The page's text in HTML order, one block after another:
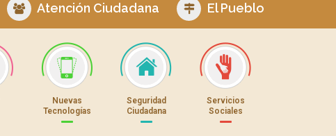
Atención Ciudadana El Pueblo
Nuevas
Tecnologías
Seguridad
Ciudadana
Servicios
Sociales